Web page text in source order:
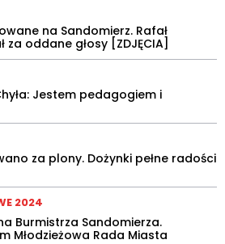
na Sandomierz. Rafał
za oddane głosy [ZDJĘCIA]
Jestem pedagogiem i
za plony. Dożynki pełne radości
2024
Burmistrza Sandomierza.
Młodzieżowa Rada Miasta